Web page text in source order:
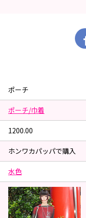
ポーチ
ポーチ/巾着
1200.00
ホンワカパッパで購入
水色